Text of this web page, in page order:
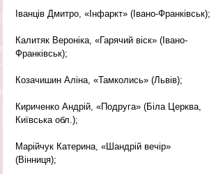
Іванців Дмитро, «Інфаркт» (Івано-Франківськ);
Калитяк Вероніка, «Гарячий віск» (Івано-
Франківськ);
Козачишин Аліна, «Тамколись» (Львів);
Кириченко Андрій, «Подруга» (Біла Церква,
Київська обл.);
Марійчук Катерина, «Шандрій вечір»
(Вінниця);